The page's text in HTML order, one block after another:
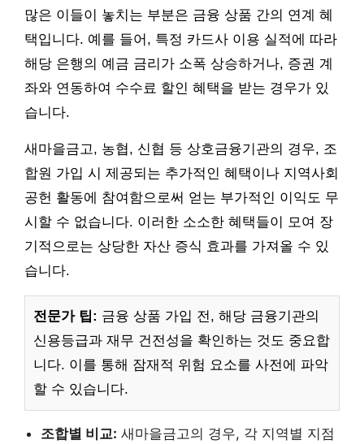
많은 이들이 놓치는 부분은 금융 상품 간의 연계 혜
택입니다. 예를 들어, 특정 카드사 이용 실적에 따라
해당 은행의 예금 금리가 소폭 상승하거나, 증권 계
좌와 연동하여 수수료 할인 혜택을 받는 경우가 있
습니다.
새마을금고, 농협, 신협 등 상호금융기관의 경우, 조
합원 가입 시 제공되는 추가적인 혜택이나 지역사회
공헌 활동에 참여함으로써 얻는 부가적인 이익도 무
시할 수 없습니다. 이러한 소소한 혜택들이 모여 장
기적으로는 상당한 자산 증식 효과를 가져올 수 있
습니다.
전문가 팁: 금융 상품 가입 전, 해당 금융기관의
신용등급과 재무 건전성을 확인하는 것도 중요합
니다. 이를 통해 잠재적 위험 요소를 사전에 파악
할 수 있습니다.
조합별 비교: 새마을금고의 경우, 각 지역별 지점